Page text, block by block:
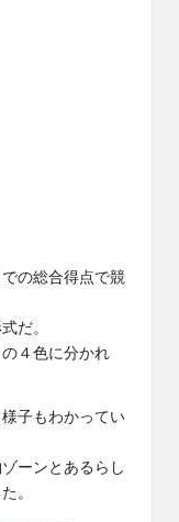
の総合得点で競
だ。
４色に分かれ
子もわかってい
ーンとあるらし
。